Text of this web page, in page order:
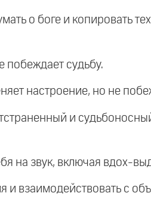
о боге и копировать
побеждает судьбу.
настроение, но не
и
на звук, включая вдох-
и взаимодействовать с